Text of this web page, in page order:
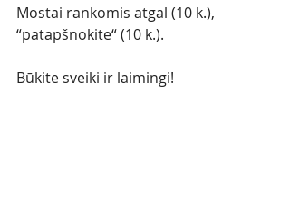
Mostai rankomis atgal (10 k.),
“patapšnokite“ (10 k.).
Būkite sveiki ir laimingi!